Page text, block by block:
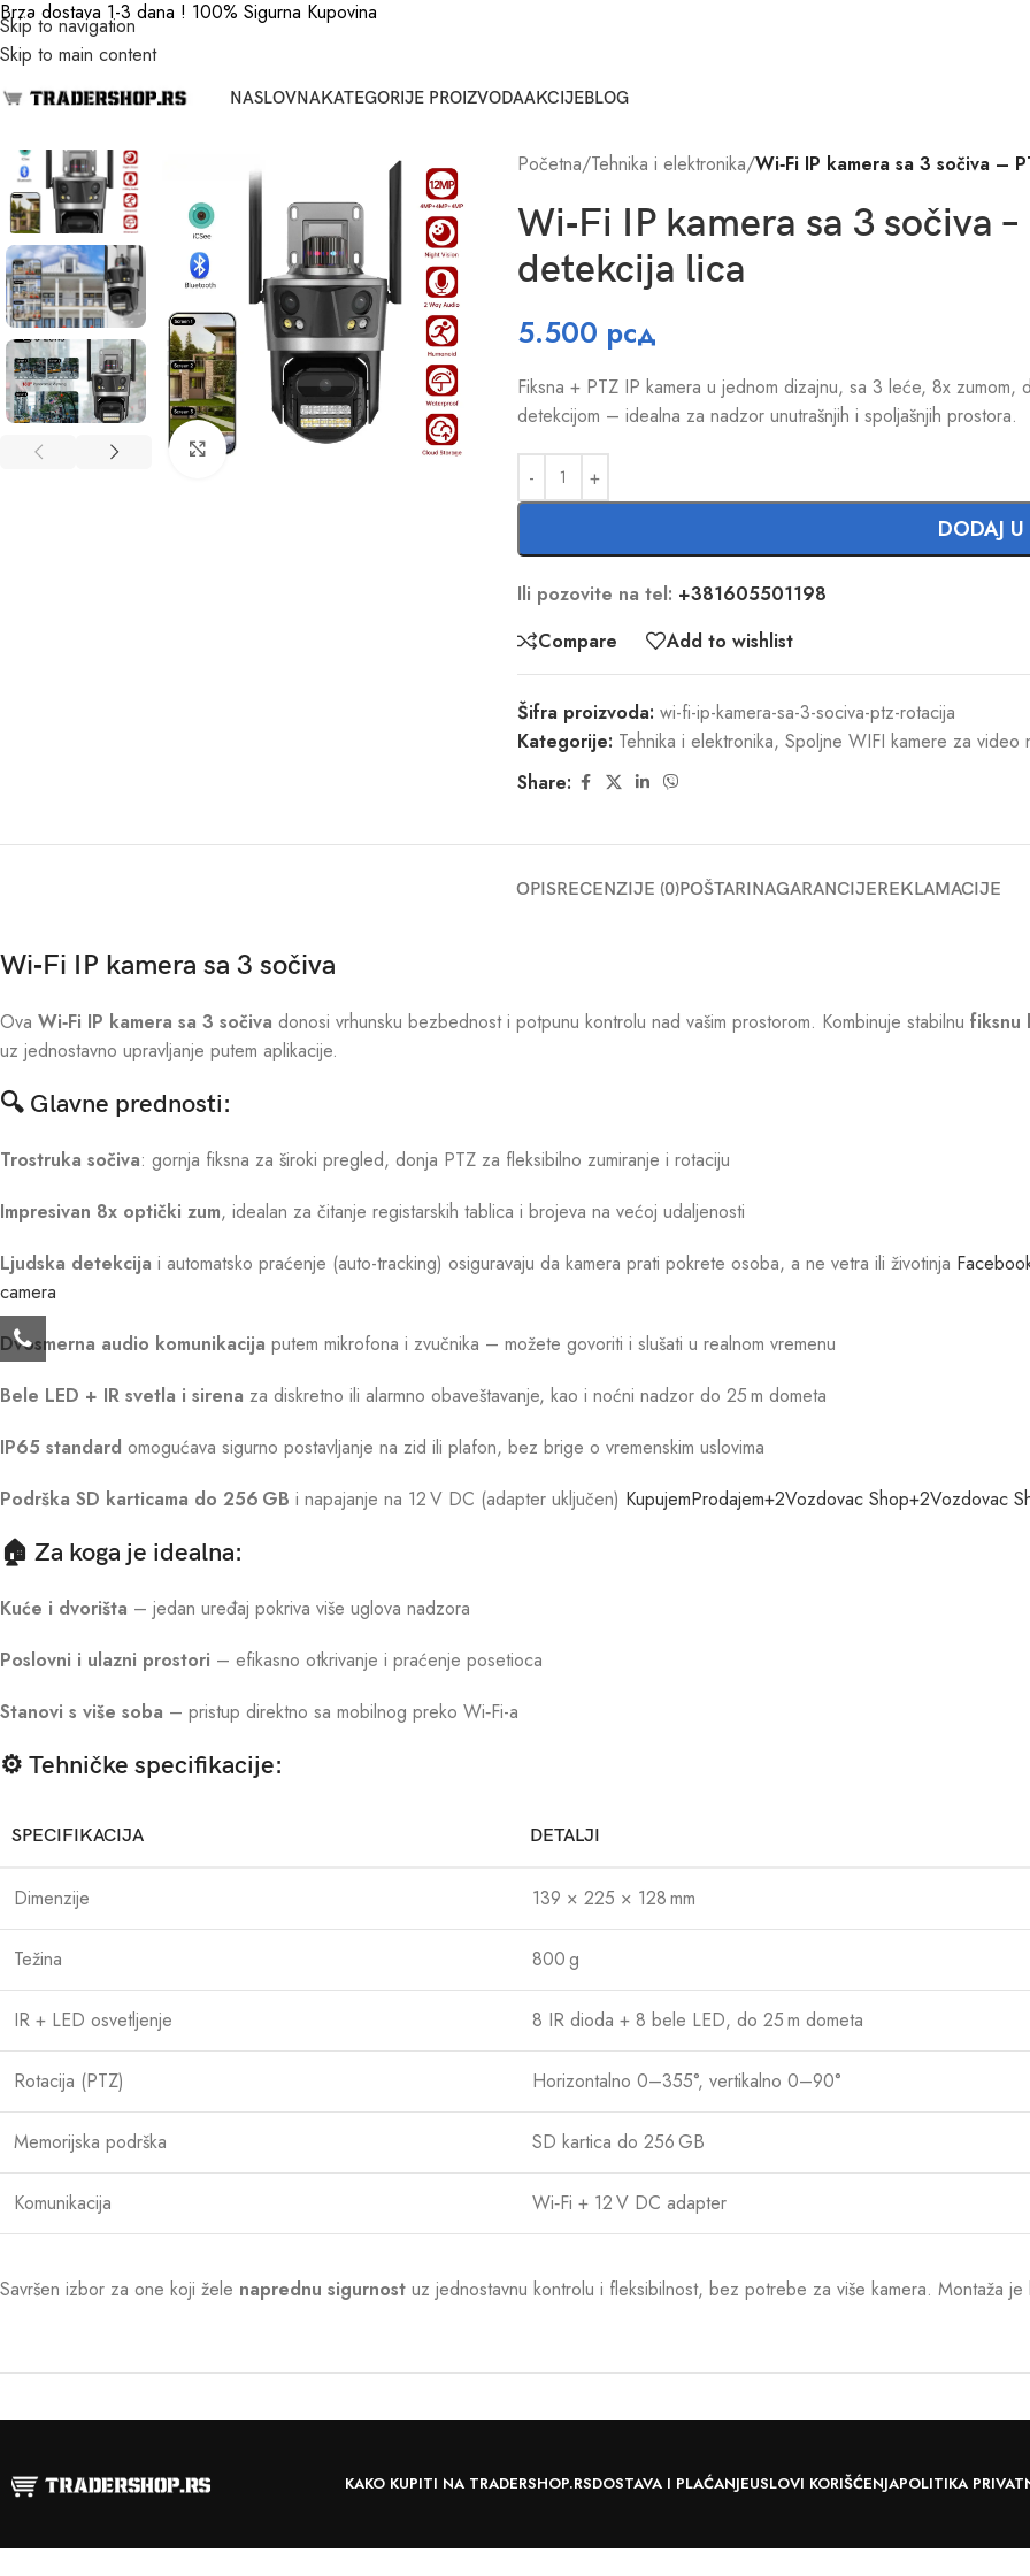
Skip to navigation
Skip to main content
Brza dostava 1-3 dana ! 100% Sigurna Kupovina
NASLOVNAKATEGORIJE PROIZVODAAKCIJEBLOG
Click to enlarge
Početna/Tehnika i elektronika/Wi‑Fi IP kamera sa 3 sočiva –
Wi‑Fi IP kamera sa 3 sočiva
detekcija lica
5.500 рсд
Fiksna + PTZ IP kamera u jednom dizajnu, sa 3 leće, 8x zumom,
detekcijom – idealna za nadzor unutrašnjih i spoljašnjih prostora.
DODAJ U
Ili pozovite na tel: +381605501198
Compare
Add to wishlist
Šifra proizvoda: wi-fi-ip-kamera-sa-3-sociva-ptz-rotacija
Kategorije: Tehnika i elektronika, Spoljne WIFI kamere za video
Share:
OPISRECENZIJE (0)POŠTARINAGARANCIJEREKLAMACIJE
Wi‑Fi IP kamera sa 3 sočiva
Ova Wi‑Fi IP kamera sa 3 sočiva donosi vrhunsku bezbednost i potpunu kontrolu nad vašim prostorom. Kombinuje stabilnu fiksnu
uz jednostavno upravljanje putem aplikacije.
🔍 Glavne prednosti:
Trostruka sočiva: gornja fiksna za široki pregled, donja PTZ za fleksibilno zumiranje i rotaciju
Impresivan 8x optički zum, idealan za čitanje registarskih tablica i brojeva na većoj udaljenosti
Ljudska detekcija i automatsko praćenje (auto-tracking) osiguravaju da kamera prati pokrete osoba, a ne vetra ili životinja
camera
Dvosmerna audio komunikacija putem mikrofona i zvučnika – možete govoriti i slušati u realnom vremenu
Bele LED + IR svetla i sirena za diskretno ili alarmno obaveštavanje, kao i noćni nadzor do 25 m dometa
IP65 standard omogućava sigurno postavljanje na zid ili plafon, bez brige o vremenskim uslovima
Podrška SD karticama do 256 GB i napajanje na 12 V DC (adapter uključen) KupujemProdajem+2Vozdovac Shop+2Vozdovac
🏠 Za koga je idealna:
Kuće i dvorišta – jedan uređaj pokriva više uglova nadzora
Poslovni i ulazni prostori – efikasno otkrivanje i praćenje posetioca
Stanovi s više soba – pristup direktno sa mobilnog preko Wi‑Fi-a
⚙️ Tehničke specifikacije:
SPECIFIKACIJA DETALJI
Dimenzije 139 × 225 × 128 mm
Težina 800 g
IR + LED osvetljenje 8 IR dioda + 8 bele LED, do 25 m dometa
Rotacija (PTZ) Horizontalno 0–355°, vertikalno 0–90°
Memorijska podrška SD kartica do 256 GB
Komunikacija Wi‑Fi + 12 V DC adapter
Savršen izbor za one koji žele naprednu sigurnost uz jednostavnu kontrolu i fleksibilnost, bez potrebe za više kamera. Montaža je
KAKO KUPITI NA TRADERSHOP.RSDOSTAVA I PLAĆANJEUSLOVI KORIŠĆENJAPOLITIKA